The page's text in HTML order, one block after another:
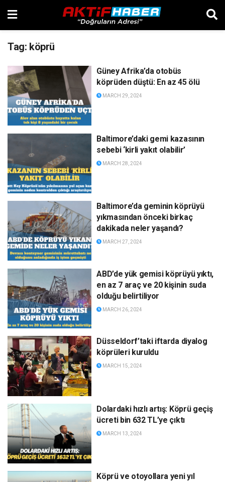
Tag: köprü
Güney Afrika’da otobüs
köprüden düştü: En az 45 ölü
MARCH 29, 2024
Baltimore’daki gemi kazasının
sebebi ‘kirli yakıt olabilir’
MARCH 28, 2024
Baltimore’da geminin köprüyü
yıkmasından önceki birkaç
dakikada neler yaşandı?
MARCH 27, 2024
ABD’de yük gemisi köprüyü yıktı,
en az 7 araç ve 20 kişinin suda
olduğu belirtiliyor
MARCH 26, 2024
Düsseldorf’taki iftarda diyalog
köprüleri kuruldu
MARCH 15, 2024
Dolardaki hızlı artış: Köprü geçiş
ücreti bin 632 TL’ye çıktı
MARCH 13, 2024
Köprü ve otoyollara yeni yıl